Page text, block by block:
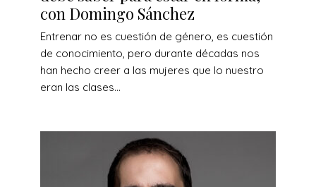
con Domingo Sánchez
Entrenar no es cuestión de género, es cuestión
de conocimiento, pero durante décadas nos
han hecho creer a las mujeres que lo nuestro
eran las clases...